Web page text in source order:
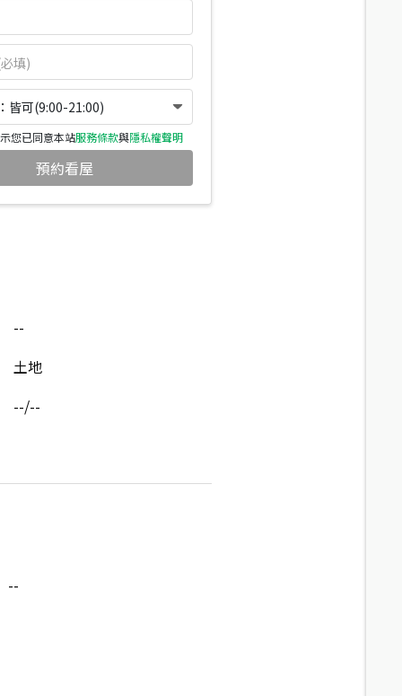
皆可(9:00-21:00)
您已同意本站服務條款與隱私權聲明
預約看屋
--
土地
--/--
--